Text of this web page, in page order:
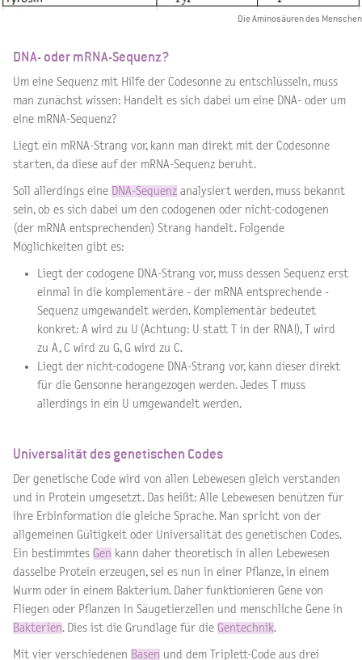
Die Aminosäuren des Menschen
DNA- oder mRNA-Sequenz?
Um eine Sequenz mit Hilfe der Codesonne zu entschlüsseln, muss
man zunächst wissen: Handelt es sich dabei um eine DNA- oder um
eine mRNA-Sequenz?
Liegt ein mRNA-Strang vor, kann man direkt mit der Codesonne
starten, da diese auf der mRNA-Sequenz beruht.
Soll allerdings eine DNA-Sequenz analysiert werden, muss bekannt
sein, ob es sich dabei um den codogenen oder nicht-codogenen
(der mRNA entsprechenden) Strang handelt. Folgende
Möglichkeiten gibt es:
Liegt der codogene DNA-Strang vor, muss dessen Sequenz erst
einmal in die komplementäre - der mRNA entsprechende -
Sequenz umgewandelt werden. Komplementär bedeutet
konkret: A wird zu U (Achtung: U statt T in der RNA!), T wird
zu A, C wird zu G, G wird zu C.
Liegt der nicht-codogene DNA-Strang vor, kann dieser direkt
für die Gensonne herangezogen werden. Jedes T muss
allerdings in ein U umgewandelt werden.
Universalität des genetischen Codes
Der genetische Code wird von allen Lebewesen gleich verstanden
und in Protein umgesetzt. Das heißt: Alle Lebewesen benützen für
ihre Erbinformation die gleiche Sprache. Man spricht von der
allgemeinen Gültigkeit oder Universalität des genetischen Codes.
Ein bestimmtes Gen kann daher theoretisch in allen Lebewesen
dasselbe Protein erzeugen, sei es nun in einer Pflanze, in einem
Wurm oder in einem Bakterium. Daher funktionieren Gene von
Fliegen oder Pflanzen in Säugetierzellen und menschliche Gene in
Bakterien. Dies ist die Grundlage für die Gentechnik.
Mit vier verschiedenen Basen und dem Triplett-Code aus drei